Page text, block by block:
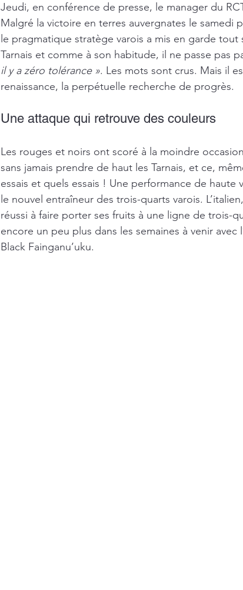
Jeudi, en conférence de presse, le manager du
Malgré la victoire en terres auvergnates le samedi
le pragmatique stratège varois a mis en garde
Tarnais et comme à son habitude, il ne passe pas
il y a zéro tolérance ». Les mots sont crus. Mais il
renaissance, la perpétuelle recherche de progrès.
Une attaque qui retrouve des couleurs
Les rouges et noirs ont scoré à la moindre
sans jamais prendre de haut les Tarnais, et ce,
essais et quels essais ! Une performance de haute
le nouvel entraîneur des trois-quarts varois.
réussi à faire porter ses fruits à une ligne de trois-
encore un peu plus dans les semaines à venir avec
Black Fainganu’uku.